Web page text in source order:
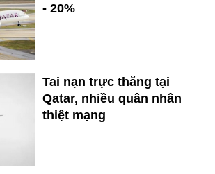
- 20%
Tai nạn trực thăng tại
Qatar, nhiều quân nhân
thiệt mạng